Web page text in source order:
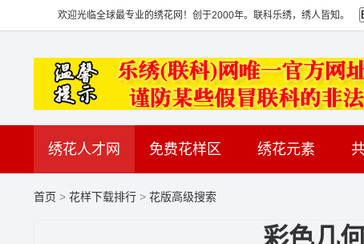
欢迎光临全球最专业的绣花网！创于2000年。联科乐绣，绣人皆知。
绣花人才网 免费花样区 绣花元素
首页 > 花样下载排行 > 花版高级搜索
彩色几